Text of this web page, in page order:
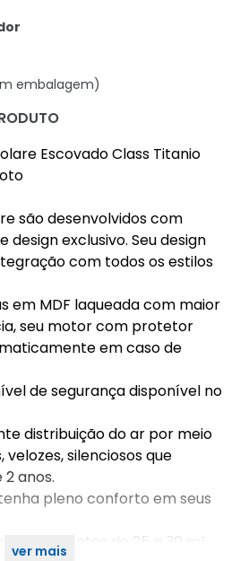
embalagem)
Escovado Class Titanio
são desenvolvidos com
exclusivo. Seu design
com todos os estilos
em MDF laqueada com maior
seu motor com protetor
em caso de
de segurança disponível no
distribuição do ar por meio
silenciosos que
anos.
pleno conforto em seus
ambientes de 25 a 30 m²,
ver mais